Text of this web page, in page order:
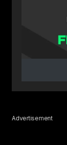
Advertisement